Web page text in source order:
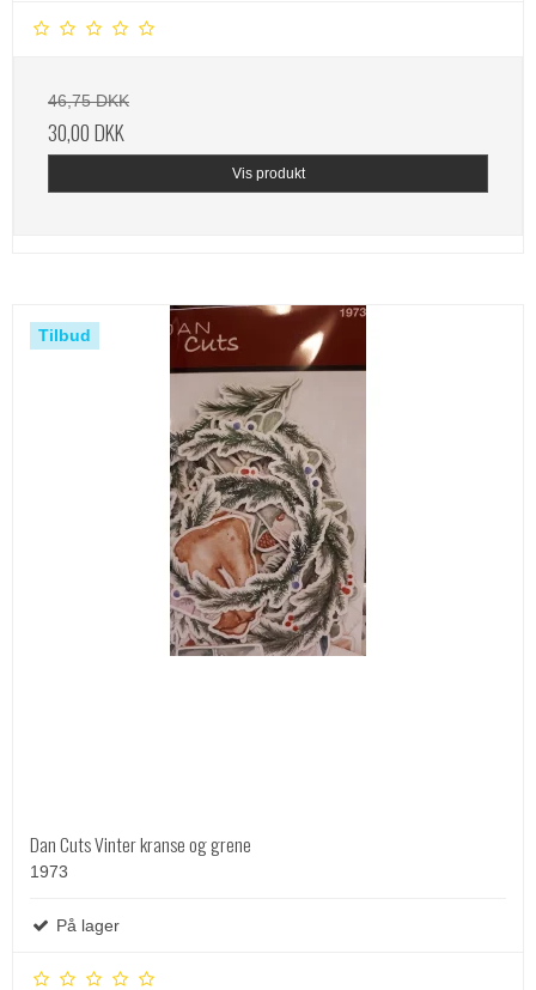
46,75 DKK
30,00 DKK
Vis produkt
Tilbud
Dan Cuts Vinter kranse og grene
1973
På lager